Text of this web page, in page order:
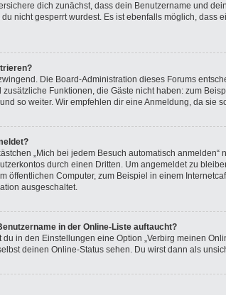
dich zunächst, dass dein Benutzername und
nicht gesperrt wurdest. Es ist ebenfalls möglich, dass
Die Board-Administration dieses Forums
Funktionen, die Gäste nicht haben: zum
so weiter. Wir empfehlen dir eine Anmeldung, da sie
„Mich bei jedem Besuch automatisch
durch einen Dritten. Um angemeldet zu
öffentlichen Computer, zum Beispiel in einem
ausgeschaltet.
in der Online-Liste auftaucht?
in den Einstellungen eine Option „Verbirg meinen
deinen Online-Status sehen. Du wirst dann als